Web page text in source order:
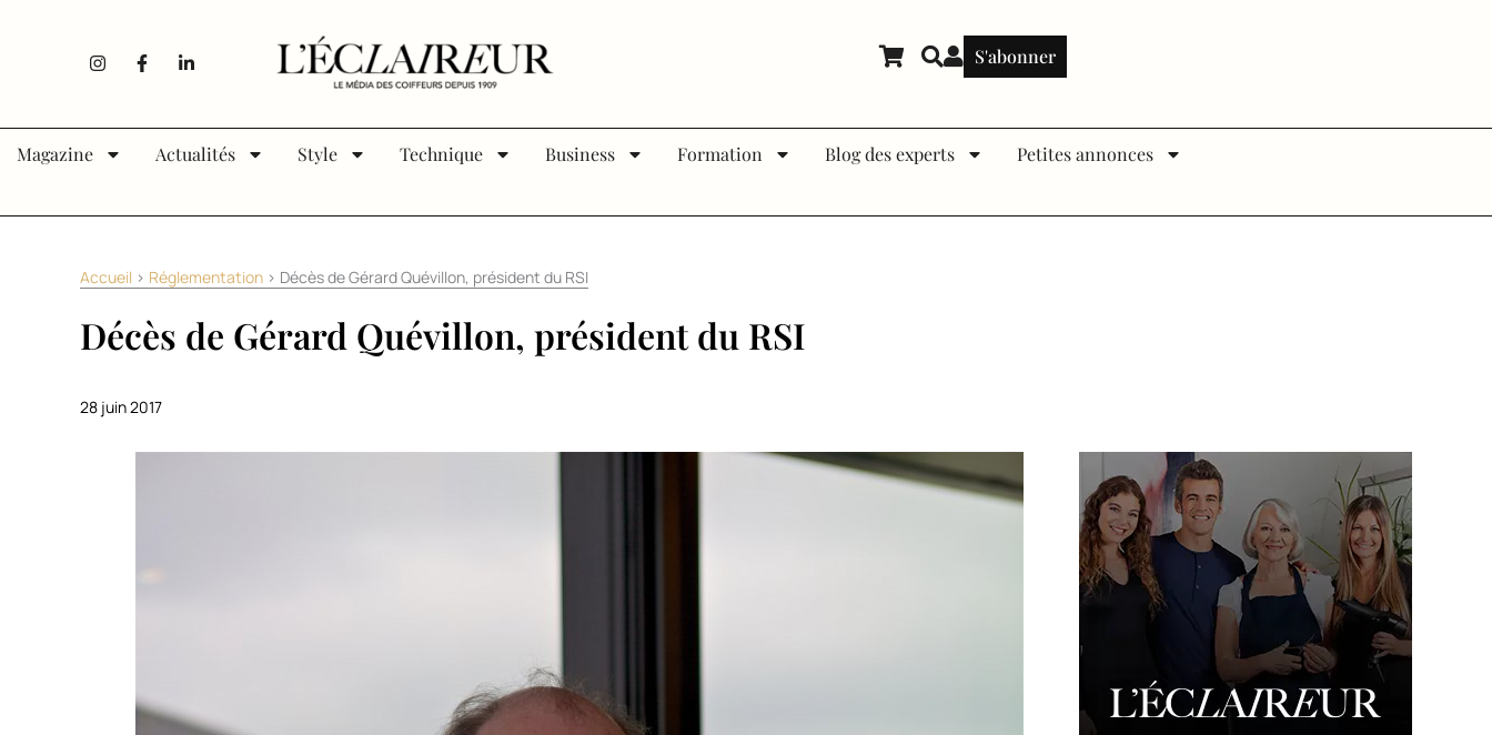
I
n
a
F
a
b
f
L
i
e
i
i
S'abonner
Magazine Actualités Style Technique Business Formation Blog des experts Petites annonces
Accueil > Réglementation > Décès de Gérard Quévillon, président du RSI
Décès de Gérard Quévillon, président du RSI
28 juin 2017